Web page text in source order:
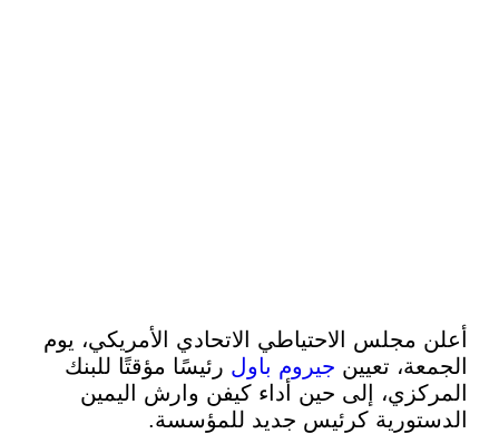
الاحتياطي الاتحادي الأمريكي، يوم
تعيينجيروم باول رئيسًا مؤقتًا للبنك
إلى حين أداء كيفن وارش اليمين
كرئيس جديد للمؤسسة.